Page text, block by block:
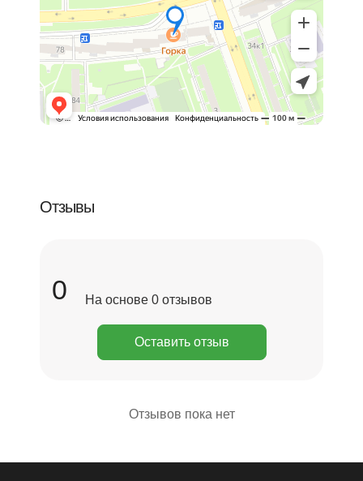
Отзывы
На основе 0 отзывов
Отзывов пока нет
0
Оставить отзыв